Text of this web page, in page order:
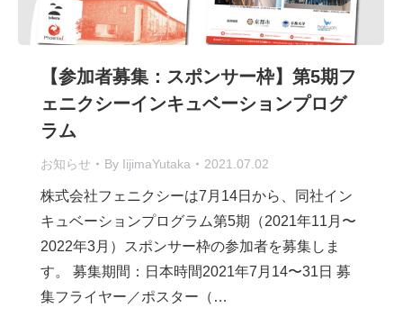
【参加者募集：スポンサー枠】第5期フ
ェニクシーインキュベーションプログ
ラム
お知らせ By IijimaYutaka 2021.07.02
株式会社フェニクシーは7月14日から、同社イン
キュベーションプログラム第5期（2021年11月〜
2022年3月）スポンサー枠の参加者を募集しま
す。 募集期間：日本時間2021年7月14〜31日 募
集フライヤー／ポスター（…